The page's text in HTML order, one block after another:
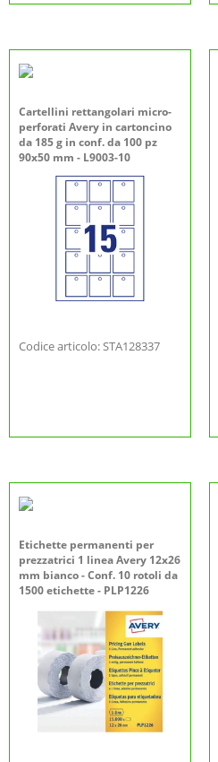
Cartellini rettangolari micro-
perforati Avery in cartoncino
da 185 g in conf. da 100 pz
90x50 mm - L9003-10
Codice articolo: STA128337
Etichette permanenti per
prezzatrici 1 linea Avery 12x26
mm bianco - Conf. 10 rotoli da
1500 etichette - PLP1226